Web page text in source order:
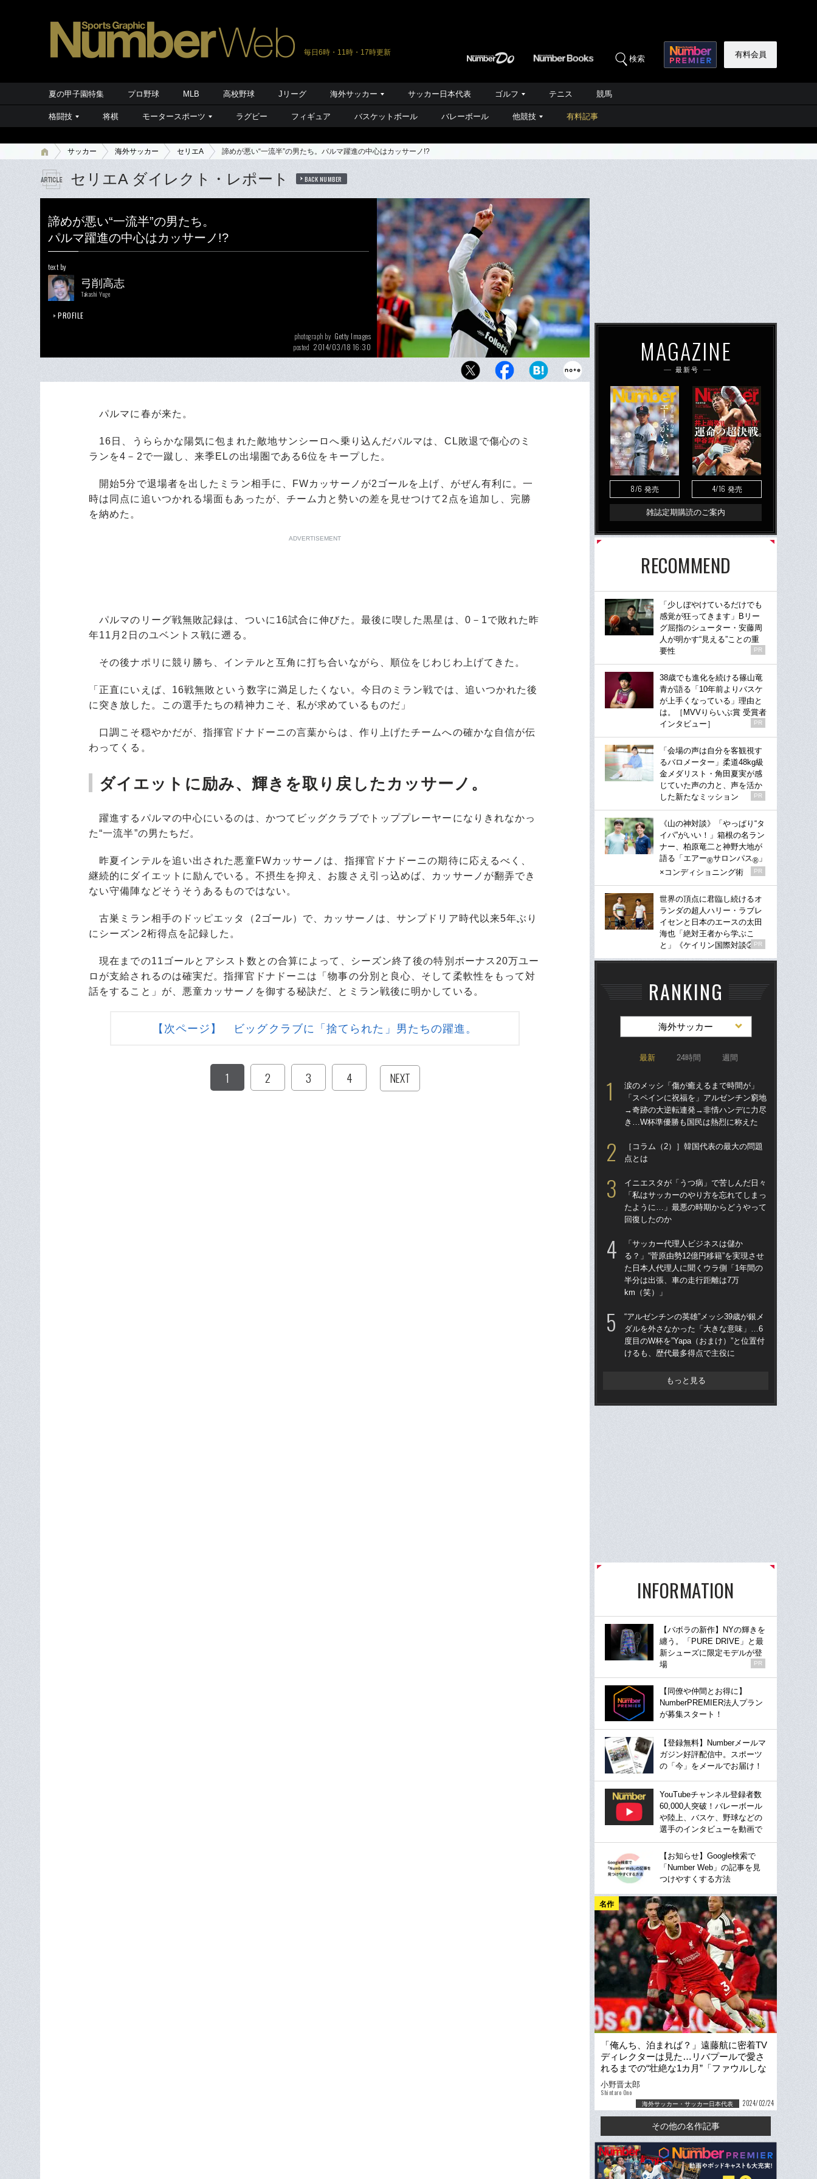
毎日6時・11時・17時更新
検索 有料会員
夏の甲子園特集 プロ野球 MLB 高校野球 Jリーグ 海外サッカー サッカー日本代表 ゴルフ テニス 競馬
格闘技 将棋 モータースポーツ ラグビー フィギュア バスケットボール バレーボール 他競技 有料記事
サッカー 海外サッカー セリエA 諦めが悪い“一流半”の男たち。パルマ躍進の中心はカッサーノ!?
セリエA ダイレクト・レポート BACK NUMBER
諦めが悪い“一流半”の男たち。
パルマ躍進の中心はカッサーノ!?
text by
弓削高志
Takashi Yuge
PROFILE
photograph by Getty Images
posted 2014/03/18 16:30
チームをけん引するカッサーノは、現在11得点でランキン
パルマに春が来た。
16日、うららかな陽気に包まれた敵地サンシーロへ乗り込んだパルマは、CL敗退で傷心のミ
ランを4－2で一蹴し、来季ELの出場圏である6位をキープした。
開始5分で退場者を出したミラン相手に、FWカッサーノが2ゴールを上げ、がぜん有利に。一
時は同点に追いつかれる場面もあったが、チーム力と勢いの差を見せつけて2点を追加し、完勝
を納めた。
ADVERTISEMENT
パルマのリーグ戦無敗記録は、ついに16試合に伸びた。最後に喫した黒星は、0－1で敗れた昨
年11月2日のユベントス戦に遡る。
その後ナポリに競り勝ち、インテルと互角に打ち合いながら、順位をじわじわ上げてきた。
「正直にいえば、16戦無敗という数字に満足したくない。今日のミラン戦では、追いつかれた後
に突き放した。この選手たちの精神力こそ、私が求めているものだ」
口調こそ穏やかだが、指揮官ドナドーニの言葉からは、作り上げたチームへの確かな自信が伝
わってくる。
ダイエットに励み、輝きを取り戻したカッサーノ。
躍進するパルマの中心にいるのは、かつてビッグクラブでトッププレーヤーになりきれなかっ
た“一流半”の男たちだ。
昨夏インテルを追い出された悪童FWカッサーノは、指揮官ドナドーニの期待に応えるべく、
継続的にダイエットに励んでいる。不摂生を抑え、お腹さえ引っ込めば、カッサーノが翻弄でき
ない守備陣などそうそうあるものではない。
古巣ミラン相手のドッピエッタ（2ゴール）で、カッサーノは、サンプドリア時代以来5年ぶり
にシーズン2桁得点を記録した。
現在までの11ゴールとアシスト数との合算によって、シーズン終了後の特別ボーナス20万ユー
ロが支給されるのは確実だ。指揮官ドナドーニは「物事の分別と良心、そして柔軟性をもって対
話をすること」が、悪童カッサーノを御する秘訣だ、とミラン戦後に明かしている。
【次ページ】 ビッグクラブに「捨てられた」男たちの躍進。
1 2 3 4 NEXT
MAGAZINE
最新号
8/6 発売 4/16 発売
雑誌定期購読のご案内
RECOMMEND
「少しぼやけているだけでも
感覚が狂ってきます」Bリー
グ屈指のシューター・安藤周
人が明かす“見える”ことの重
要性
PR
38歳でも進化を続ける篠山竜
青が語る「10年前よりバスケ
が上手くなっている」理由と
は。［MVVりらいぶ賞 受賞者
インタビュー］
PR
「会場の声は自分を客観視す
るバロメーター」柔道48kg級
金メダリスト・角田夏実が感
じていた声の力と、声を活か
した新たなミッション
PR
《山の神対談》「やっぱり“タ
イパ”がいい！」箱根の名ラン
ナー、柏原竜二と神野大地が
語る「エアー®サロンパス® 」
×コンディショニング術
PR
世界の頂点に君臨し続けるオ
ランダの超人ハリー・ラブレ
イセンと日本のエースの太田
海也「絶対王者から学ぶこ
と」《ケイリン国際対談②》
PR
RANKING
海外サッカー
最新 24時間 週間
涙のメッシ「傷が癒えるまで時間が」
「スペインに祝福を」アルゼンチン窮地
→奇跡の大逆転連発→非情ハンデに力尽
き…W杯準優勝も国民は熱烈に称えた
［コラム（2）］韓国代表の最大の問題
点とは
イニエスタが「うつ病」で苦しんだ日々
「私はサッカーのやり方を忘れてしまっ
たように…」最悪の時期からどうやって
回復したのか
「サッカー代理人ビジネスは儲か
る？」“菅原由勢12億円移籍”を実現させ
た日本人代理人に聞くウラ側「1年間の
半分は出張、車の走行距離は7万
km（笑）」
“アルゼンチンの英雄”メッシ39歳が銀メ
ダルを外さなかった「大きな意味」…6
度目のW杯を”Yapa（おまけ）”と位置付
けるも、歴代最多得点で主役に
もっと見る
INFORMATION
【バボラの新作】NYの輝きを
纏う。「PURE DRIVE」と最
新シューズに限定モデルが登
場
PR
【同僚や仲間とお得に】
NumberPREMIER法人プラン
が募集スタート！
【登録無料】Numberメールマ
ガジン好評配信中。スポーツ
の「今」をメールでお届け！
YouTubeチャンネル登録者数
60,000人突破！バレーボール
や陸上、バスケ、野球などの
選手のインタビューを動画で
【お知らせ】Google検索で
「Number Web」の記事を見
つけやすくする方法
名作
「俺んち、泊まれば？」遠藤航に密着TV
ディレクターは見た…リバプールで愛さ
れるまでの“壮絶な1カ月”「ファウルしな
いとかあり得ない」
小野晋太郎
Shintaro Ono
海外サッカー・サッカー日本代表 2024/02/24
その他の名作記事